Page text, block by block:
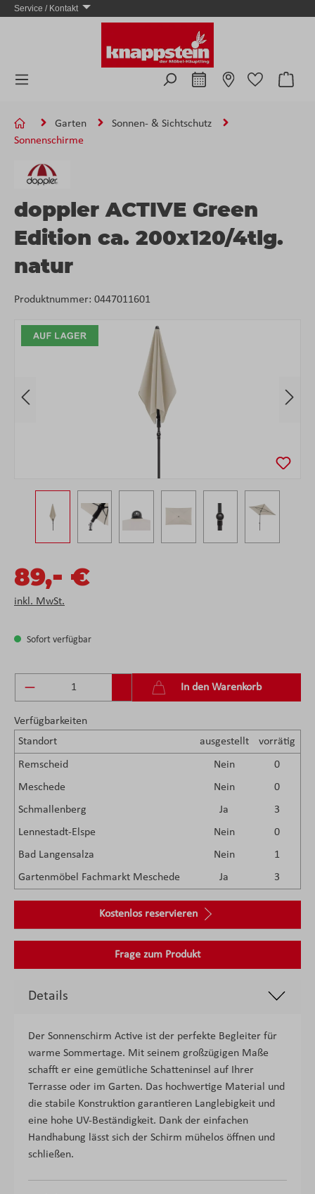
Zum Hauptinhalt springen
Service / Kontakt
Garten
Sonnen- & Sichtschutz
Sonnenschirme
Bildergalerie überspringen
doppler ACTIVE Green
Edition ca. 200x120/4tlg.
natur
Produktnummer: 0447011601
89,- €
inkl. MwSt.
Sofort verfügbar
Produkt Anzahl: Gib den gewünschten Wert
In den Warenkorb
Verfügbarkeiten
Standort
ausgestellt vorrätig
Remscheid Nein
0
Meschede
Nein
0
Schmallenberg
Ja
3
Lennestadt-Elspe
Nein
0
Bad Langensalza
Nein
1
Gartenmöbel Fachmarkt Meschede
Ja 3
Kostenlos reservieren
Frage zum Produkt
Details
Der Sonnenschirm Active ist der perfekte Begleiter für
warme Sommertage. Mit seinem großzügigen Maße
schafft er eine gemütliche Schatteninsel auf Ihrer
Terrasse oder im Garten. Das hochwertige Material und
die stabile Konstruktion garantieren Langlebigkeit und
eine hohe UV-Beständigkeit. Dank der einfachen
Handhabung lässt sich der Schirm mühelos öffnen und
schließen.